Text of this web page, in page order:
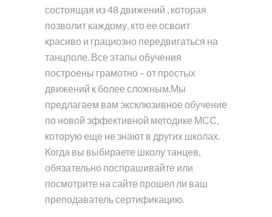
состоящая из 48 движений , которая
позволит каждому, кто ее освоит
красиво и грациозно передвигаться на
танцполе. Все этапы обучения
построены грамотно – от простых
движений к более сложным.Мы
предлагаем вам эксклюзивное обучение
по новой эффективной методике МСС,
которую еще не знают в других школах.
Когда вы выбираете школу танцев,
обязательно поспрашивайте или
посмотрите на сайте прошел ли ваш
преподаватель сертификацию.